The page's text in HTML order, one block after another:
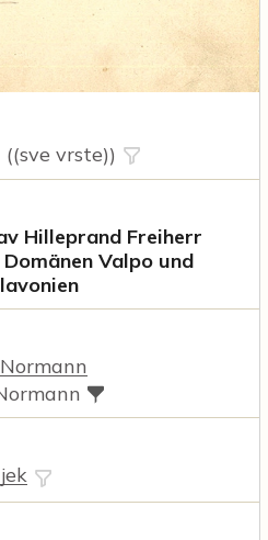
((sve vrste))
Hilleprand Freiherr
Domänen Valpo und